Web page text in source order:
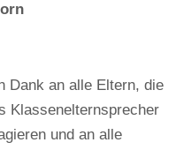
Dank an alle Eltern, die
Klassenelternsprecher
und an alle